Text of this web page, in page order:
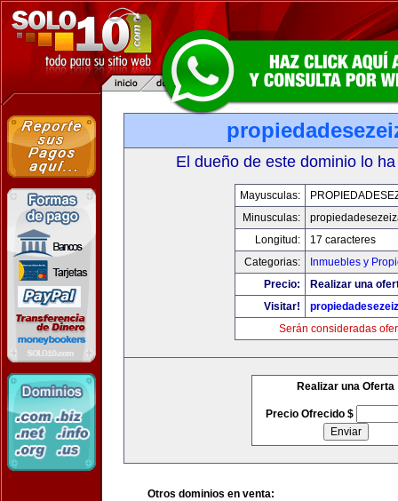
El dueño de este dominio lo
Mayusculas:
Minusculas:
Longitud:
17 caracteres
Categorias:
Inmuebles y
Precio:
Realizar una
Visitar!
Serán consideradas
Realizar una Oferta
Precio Ofrecido $
Otros dominios en venta: